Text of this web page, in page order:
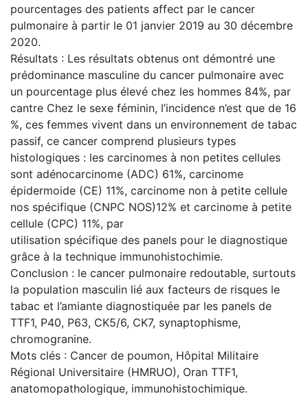
pourcentages des patients affect par le cancer
pulmonaire à partir le 01 janvier 2019 au 30 décembre
2020.
Résultats : Les résultats obtenus ont démontré une
prédominance masculine du cancer pulmonaire avec
un pourcentage plus élevé chez les hommes 84%, par
cantre Chez le sexe féminin, l’incidence n’est que de 16
%, ces femmes vivent dans un environnement de tabac
passif, ce cancer comprend plusieurs types
histologiques : les carcinomes à non petites cellules
sont adénocarcinome (ADC) 61%, carcinome
épidermoide (CE) 11%, carcinome non à petite cellule
nos spécifique (CNPC NOS)12% et carcinome à petite
cellule (CPC) 11%, par
utilisation spécifique des panels pour le diagnostique
grâce à la technique immunohistochimie.
Conclusion : le cancer pulmonaire redoutable, surtouts
la population masculin lié aux facteurs de risques le
tabac et l’amiante diagnostiquée par les panels de
TTF1, P40, P63, CK5/6, CK7, synaptophisme,
chromogranine.
Mots clés : Cancer de poumon, Hôpital Militaire
Régional Universitaire (HMRUO), Oran TTF1,
anatomopathologique, immunohistochimique.